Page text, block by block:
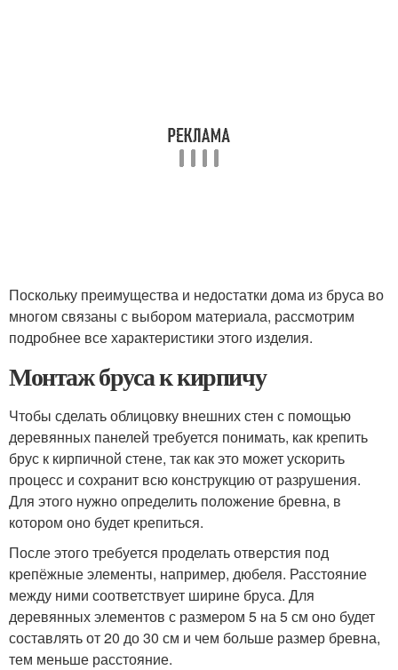
Поскольку преимущества и недостатки дома из бруса во
многом связаны с выбором материала, рассмотрим
подробнее все характеристики этого изделия.
Монтаж бруса к кирпичу
Чтобы сделать облицовку внешних стен с помощью
деревянных панелей требуется понимать, как крепить
брус к кирпичной стене, так как это может ускорить
процесс и сохранит всю конструкцию от разрушения.
Для этого нужно определить положение бревна, в
котором оно будет крепиться.
После этого требуется проделать отверстия под
крепёжные элементы, например, дюбеля. Расстояние
между ними соответствует ширине бруса. Для
деревянных элементов с размером 5 на 5 см оно будет
составлять от 20 до 30 см и чем больше размер бревна,
тем меньше расстояние.